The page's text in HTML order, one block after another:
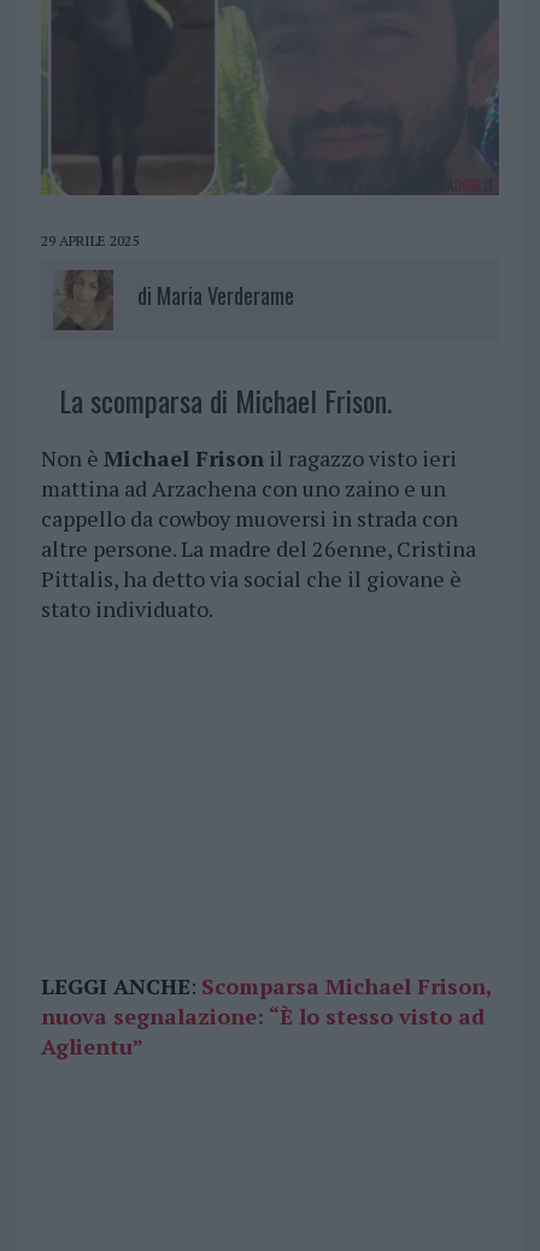
29 APRILE 2025
di Maria Verderame
La scomparsa di Michael Frison.
Non è Michael Frisonil ragazzo visto ieri
mattina ad Arzachena con uno zaino e un
cappello da cowboy muoversi in strada con
altre persone. La madre del 26enne, Cristina
Pittalis, ha detto via social che il giovane è
stato individuato.
LEGGI ANCHE: Scomparsa Michael Frison,
nuova segnalazione: “È lo stesso visto ad
Aglientu”